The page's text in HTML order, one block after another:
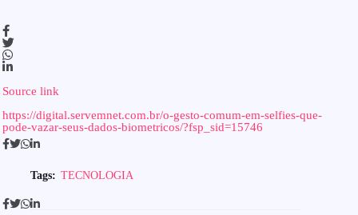
Source link
https://digital.servemnet.com.br/o-gesto-comum-em-selfies-que-
pode-vazar-seus-dados-biometricos/?fsp_sid=15746
Tags: TECNOLOGIA